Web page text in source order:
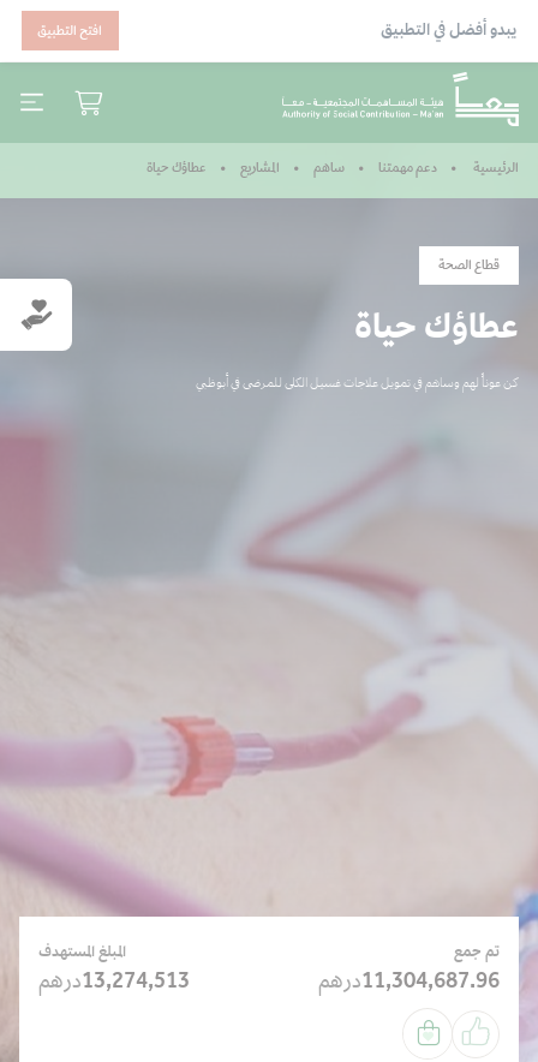
يبدو أفضل في التطبيق افتح التطبيق
الرئيسية دعم مهمتنا ساهم المشاريع عطاؤك حياة
قطاع الصحة
عطاؤك حياة
كن عوناً لهم وساهم في تمويل علاجات غسيل الكلى للمرضى في أبوظبي
تم جمع
درهم11,304,687.96
المبلغ المستهدف
درهم13,274,513